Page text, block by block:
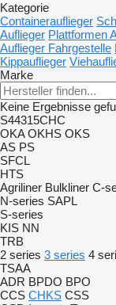
Kategorie
Containerauflieger
Auflieger Plattformen
Auflieger Fahrgestelle
Kippauflieger
Marke
Keine Ergebnisse
S44315CHC
OKA OKHS OKS
AS PS
SFCL
HTS
Agriliner Bulkliner C-
N-series SAPL
S-series
KIS NN
TRB
2 series 3 series 4
TSAA
ADR BPDO BPO
CCS CHKS CSS